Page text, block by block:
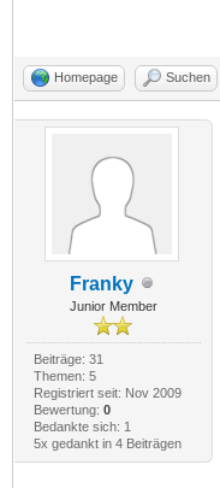
Homepage Suchen
Franky
Junior Member
Beiträge: 31
Themen: 5
Registriert seit: Nov 2009
Bewertung: 0
Bedankte sich: 1
5x gedankt in 4 Beiträgen